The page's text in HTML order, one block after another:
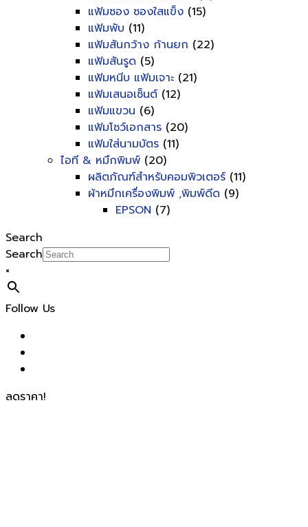
แฟ้มซอง ซองใสแข็ง (15)
แฟ้มพับ (11)
แฟ้มสันกว้าง ก้านยก (22)
แฟ้มสันรูด (5)
แฟ้มหนีบ แฟ้มเจาะ (21)
แฟ้มเสนอเซ็นต์ (12)
แฟ้มแขวน (6)
แฟ้มโชว์เอกสาร (20)
แฟ้มใส่นามบัตร (11)
ไอที & หมึกพิมพ์ (20)
ผลิตภัณฑ์สำหรับคอมพิวเตอร์ (11)
ผ้าหมึกเครื่องพิมพ์ ,พิมพ์ดีด (9)
EPSON (7)
Search
Search
×
Follow Us
ลดราคา!